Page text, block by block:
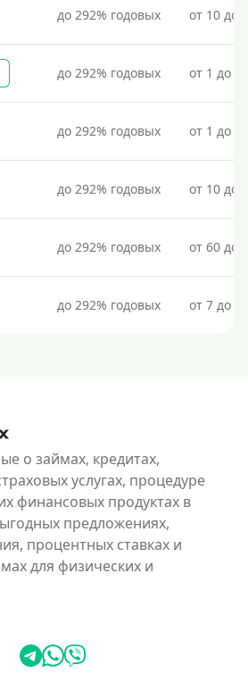
до 292% годовых от 10 до
до 292% годовых от 1 до
до 292% годовых от 1 до
до 292% годовых от 10 до
до 292% годовых от 60 до
до 292% годовых от 7 до
о займах, кредитах,
услугах, процедуре
финансовых продуктах в
предложениях,
процентных ставках и
для физических и